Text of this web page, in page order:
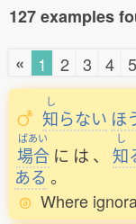
127 examples
« 1 2 3 4 5
し
知らない ほ
ばあい
場合 に は 、
し
知
ある 。
Where